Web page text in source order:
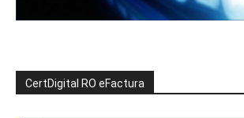
CertDigital RO eFactura